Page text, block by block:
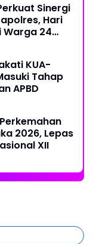
Sinergi
Hari
Warga 24
KUA-
Tahap
APBD
2026, Lepas
XII